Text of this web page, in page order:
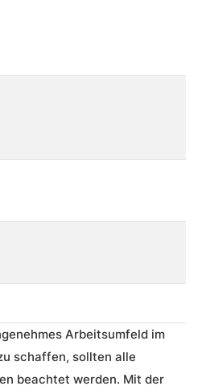
Arbeitsumfeld im
schaffen, sollten alle
beachtet werden. Mit der